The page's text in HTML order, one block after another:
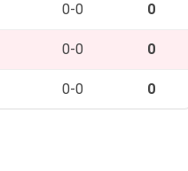
0-0 0
0-0 0
0-0 0